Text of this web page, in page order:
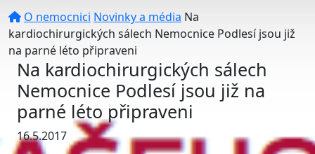
O nemocnici Novinky a média Na
kardiochirurgických sálech Nemocnice Podlesí jsou již
na parné léto připraveni
Na kardiochirurgických sálech
Nemocnice Podlesí jsou již na
parné léto připraveni
16.5.2017